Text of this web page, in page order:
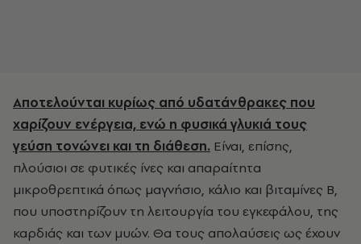
Αποτελούνται κυρίως από υδατάνθρακες που
χαρίζουν ενέργεια, ενώ η φυσικά γλυκιά τους
γεύση τονώνει και τη διάθεση. Είναι, επίσης,
πλούσιοι σε φυτικές ίνες και απαραίτητα
μικροθρεπτικά όπως μαγνήσιο, κάλιο και βιταμίνες Β,
που υποστηρίζουν τη λειτουργία του εγκεφάλου, της
καρδιάς και των μυών. Θα τους απολαύσεις ως έχουν